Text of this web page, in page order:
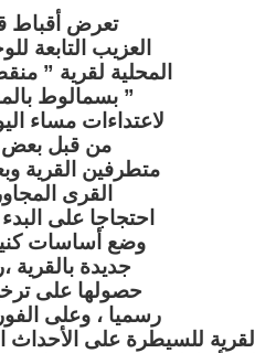
تعرض أقباط
العزيب التابعة
المحلية لقرية ”
” بسمالوط
لاعتداءات مساء
من قبل
متطرفين القرية
القرى
احتجاجا على
وضع أساسات
جديدة بالقرية
حصولها على
رسميا ، وعلى
للسيطرة على الأحداث